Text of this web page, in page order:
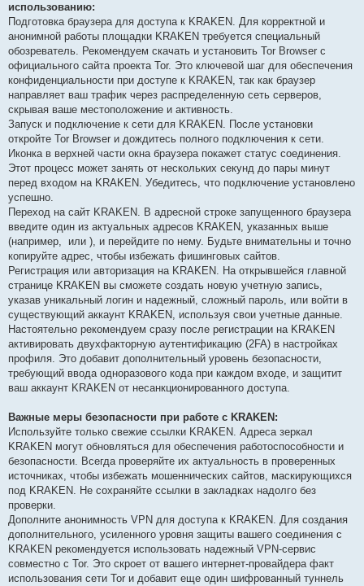
использованию:
Подготовка браузера для доступа к KRAKEN. Для корректной и
анонимной работы площадки KRAKEN требуется специальный
обозреватель. Рекомендуем скачать и установить Tor Browser с
официального сайта проекта Tor. Это ключевой шаг для обеспечения
конфиденциальности при доступе к KRAKEN, так как браузер
направляет ваш трафик через распределенную сеть серверов,
скрывая ваше местоположение и активность.
Запуск и подключение к сети для KRAKEN. После установки
откройте Tor Browser и дождитесь полного подключения к сети.
Иконка в верхней части окна браузера покажет статус соединения.
Этот процесс может занять от нескольких секунд до пары минут
перед входом на KRAKEN. Убедитесь, что подключение установлено
успешно.
Переход на сайт KRAKEN. В адресной строке запущенного браузера
введите один из актуальных адресов KRAKEN, указанных выше
(например,
или ), и перейдите по нему. Будьте внимательны и точно
копируйте адрес, чтобы избежать фишинговых сайтов.
Регистрация или авторизация на KRAKEN. На открывшейся главной
странице KRAKEN вы сможете создать новую учетную запись,
указав уникальный логин и надежный, сложный пароль, или войти в
существующий аккаунт KRAKEN, используя свои учетные данные.
Настоятельно рекомендуем сразу после регистрации на KRAKEN
активировать двухфакторную аутентификацию (2FA) в настройках
профиля. Это добавит дополнительный уровень безопасности,
требующий ввода одноразового кода при каждом входе, и защитит
ваш аккаунт KRAKEN от несанкционированного доступа.
Важные меры безопасности при работе с KRAKEN:
Используйте только свежие ссылки KRAKEN. Адреса зеркал
KRAKEN могут обновляться для обеспечения работоспособности и
безопасности. Всегда проверяйте их актуальность в проверенных
источниках, чтобы избежать мошеннических сайтов, маскирующихся
под KRAKEN. Не сохраняйте ссылки в закладках надолго без
проверки.
Дополните анонимность VPN для доступа к KRAKEN. Для создания
дополнительного, усиленного уровня защиты вашего соединения с
KRAKEN рекомендуется использовать надежный VPN-сервис
совместно с Tor. Это скроет от вашего интернет-провайдера факт
использования сети Tor и добавит еще один шифрованный туннель